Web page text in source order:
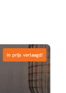
in prijs verlaagd!
in prijs verlaagd!